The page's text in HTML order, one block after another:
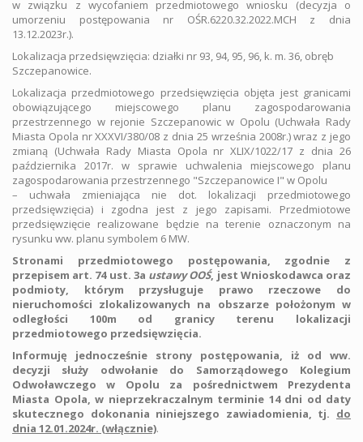
w związku z wycofaniem przedmiotowego wniosku (decyzja o
umorzeniu postępowania nr OŚR.6220.32.2022.MCH z dnia
13.12.2023r.).
Lokalizacja przedsięwzięcia: działki nr 93, 94, 95, 96, k. m. 36, obręb
Szczepanowice.
Lokalizacja przedmiotowego przedsięwzięcia objęta jest granicami
obowiązującego miejscowego planu zagospodarowania
przestrzennego w rejonie Szczepanowic w Opolu (Uchwała Rady
Miasta Opola nr XXXVI/380/08 z dnia 25 września 2008r.) wraz z jego
zmianą (Uchwała Rady Miasta Opola nr XLIX/1022/17 z dnia 26
października 2017r. w sprawie uchwalenia miejscowego planu
zagospodarowania przestrzennego "Szczepanowice I" w Opolu
– uchwała zmieniająca nie dot. lokalizacji przedmiotowego
przedsięwzięcia) i zgodna jest z jego zapisami. Przedmiotowe
przedsięwzięcie realizowane będzie na terenie oznaczonym na
rysunku ww. planu symbolem 6 MW.
Stronami przedmiotowego postępowania, zgodnie z
przepisem art. 74 ust. 3a ustawy OOŚ, jest Wnioskodawca oraz
podmioty, którym przysługuje prawo rzeczowe do
nieruchomości zlokalizowanych na obszarze położonym w
odległości 100m od granicy terenu lokalizacji
przedmiotowego przedsięwzięcia.
Informuję jednocześnie strony postępowania, iż od ww.
decyzji służy odwołanie do Samorządowego Kolegium
Odwoławczego w Opolu za pośrednictwem Prezydenta
Miasta Opola, w nieprzekraczalnym terminie 14 dni od daty
skutecznego dokonania niniejszego zawiadomienia, tj. do
dnia 12.01.2024r. (włącznie).